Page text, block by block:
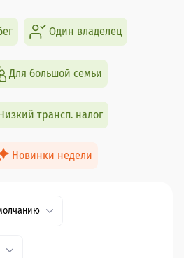
Один владелец
Для большой семьи
трансп. налог
Новинки недели